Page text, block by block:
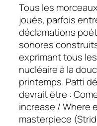
Tous les
joués, parfois
déclamations
sonores
exprimant tous
nucléaire à la
printemps. Patti
devrait être :
increase / Where
masterpiece